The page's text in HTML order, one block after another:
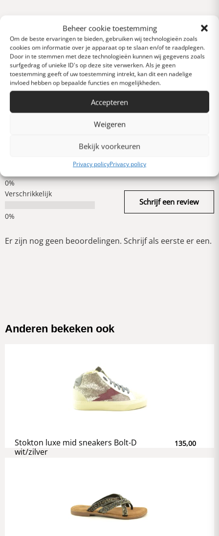
Beheer cookie toestemming
Om de beste ervaringen te bieden, gebruiken wij technologieën zoals
cookies om informatie over je apparaat op te slaan en/of te raadplegen.
Door in te stemmen met deze technologieën kunnen wij gegevens zoals
surfgedrag of unieke ID's op deze site verwerken. Als je geen
toestemming geeft of uw toestemming intrekt, kan dit een nadelige
invloed hebben op bepaalde functies en mogelijkheden.
Accepteren
Weigeren
Bekijk voorkeuren
Privacy policyPrivacy policy
0 van 5 sterren (op
basis van 0 reviews)
Uitstekend
Heel goed
Verschrikkelijk
Schrijf een review
Er zijn nog geen beoordelingen. Schrijf als eerste er een.
Anderen bekeken ook
Stokton luxe mid sneakers Bolt-D
wit/zilver
135,00